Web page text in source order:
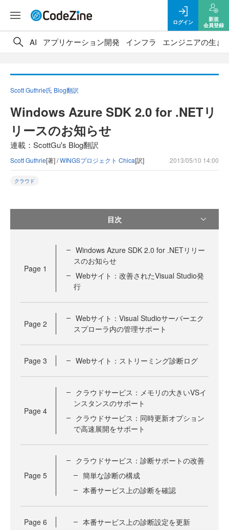
ログイン
新規
会員登録
AI アプリケーション開発 インフラ エンジニアの生き
Scott Guthrie氏 Blog翻訳
Windows Azure SDK 2.0 for .NETリ
リースのお知らせ
連載：ScottGu's Blog翻訳
Scott Guthrie[著] /WINGSプロジェクト Chica[訳] 2013/05/10 14:00
クラウド
目次
Page 1
Windows Azure SDK 2.0 for .NETリリー
スのお知らせ
Webサイト：改善されたVisual Studio発
行
Page 2
Webサイト：Visual Studioサーバーエク
スプローラ内の管理サポート
Page 3 Webサイト：ストリーミング診断ログ
Page 4
クラウドサービス：メモリの大きいVSイ
ンスタンスのサポート
クラウドサービス：同時更新オプション
で高速展開をサポート
Page 5
クラウドサービス：診断サポートの改善
簡単な診断の構成
本番サービス上の診断を確認
Page 6 本番サービス上の診断設定を更新